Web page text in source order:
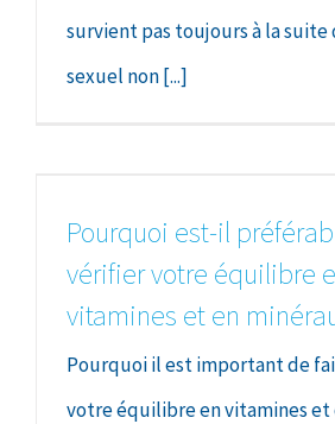
survient pas toujours à la
sexuel non [...]
Pourquoi est-il
vérifier votre équilibre
vitamines et en
Pourquoi il est important de
votre équilibre en vitamines et